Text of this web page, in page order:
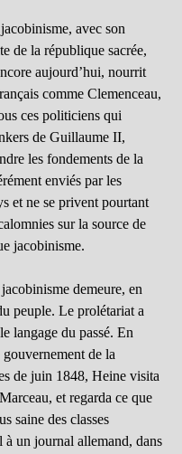
avec son
de la république sacrée,
aujourd’hui, nourrit
comme Clemenceau,
ces politiciens qui
de Guillaume II,
les fondements de la
enviés par les
et ne se privent pourtant
sur la source de
jacobinisme.
demeure, en
peuple. Le prolétariat a
langage du passé. En
de la
de juin 1848, Heine visita
et regarda ce que
saine des classes
un journal allemand, dans